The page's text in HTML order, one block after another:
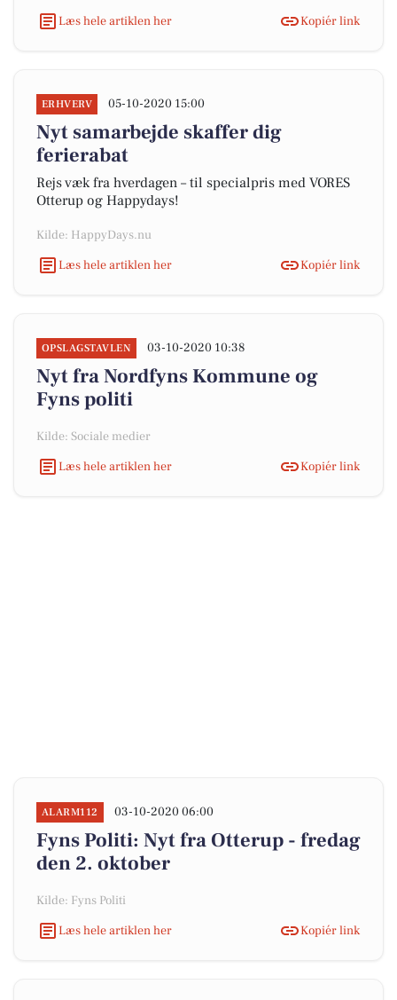
Læs hele artiklen her
Kopiér link
ERHVERV 05-10-2020 15:00
Nyt samarbejde skaffer dig
ferierabat
Rejs væk fra hverdagen – til specialpris med VORES
Otterup og Happydays!
Kilde: HappyDays.nu
Læs hele artiklen her
Kopiér link
OPSLAGSTAVLEN 03-10-2020 10:38
Nyt fra Nordfyns Kommune og
Fyns politi
Kilde: Sociale medier
Læs hele artiklen her
Kopiér link
ALARM112 03-10-2020 06:00
Fyns Politi: Nyt fra Otterup - fredag
den 2. oktober
Kilde: Fyns Politi
Læs hele artiklen her
Kopiér link